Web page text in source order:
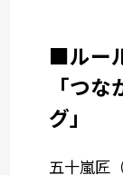
■ルー
「つ
グ」
五十嵐匠